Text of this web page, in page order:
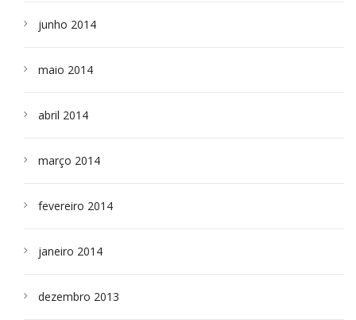
junho 2014
maio 2014
abril 2014
março 2014
fevereiro 2014
janeiro 2014
dezembro 2013